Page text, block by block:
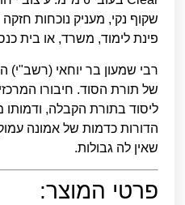
שקוף נקי, מעניק נוכחות
פינת לימוד, משרד, או בית
רבי שמעון בר יוחאי (רשב"י)
של תורת הסוד. חיבורו
ליסוד בתורת הקבלה,
הדורות כדמות של אמונה
שאין לה גבולות.
פרטי המוצר: